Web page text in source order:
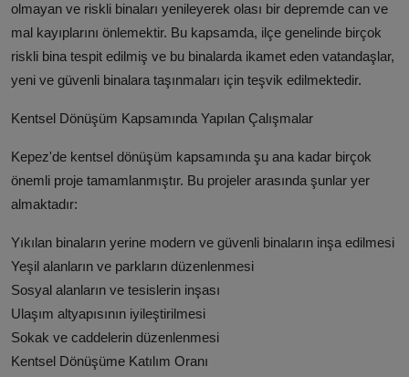
olmayan ve riskli binaları yenileyerek olası bir depremde can ve
mal kayıplarını önlemektir. Bu kapsamda, ilçe genelinde birçok
riskli bina tespit edilmiş ve bu binalarda ikamet eden vatandaşlar,
yeni ve güvenli binalara taşınmaları için teşvik edilmektedir.
Kentsel Dönüşüm Kapsamında Yapılan Çalışmalar
Kepez'de kentsel dönüşüm kapsamında şu ana kadar birçok
önemli proje tamamlanmıştır. Bu projeler arasında şunlar yer
almaktadır:
Yıkılan binaların yerine modern ve güvenli binaların inşa edilmesi
Yeşil alanların ve parkların düzenlenmesi
Sosyal alanların ve tesislerin inşası
Ulaşım altyapısının iyileştirilmesi
Sokak ve caddelerin düzenlenmesi
Kentsel Dönüşüme Katılım Oranı